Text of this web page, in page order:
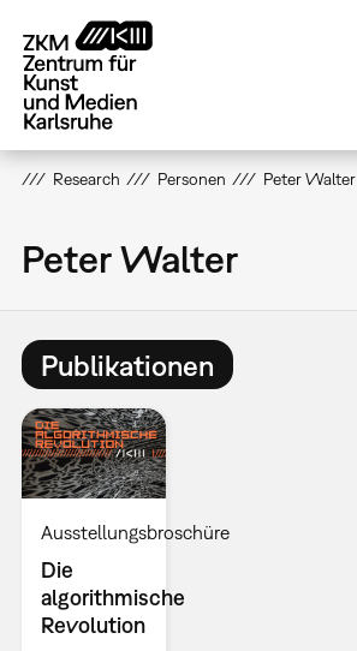
zum
Inhalt
Research Personen Peter Walter
Peter Walter
Publikationen
Ausstellungsbroschüre
Die
algorithmische
Revolution